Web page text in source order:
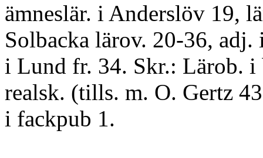
ämneslär. i Anderslöv 19,
Solbacka lärov. 20-36,
i Lund fr. 34. Skr.: Lärob. i
realsk. (tills. m. O. Gertz
i fackpub 1.